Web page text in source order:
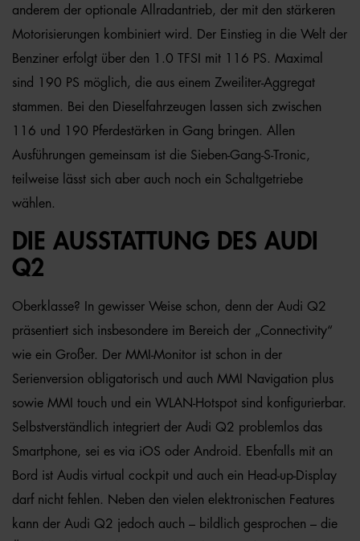
anderem der optionale Allradantrieb, der mit den stärkeren
Motorisierungen kombiniert wird. Der Einstieg in die Welt der
Benziner erfolgt über den 1.0 TFSI mit 116 PS. Maximal
sind 190 PS möglich, die aus einem Zweiliter-Aggregat
stammen. Bei den Dieselfahrzeugen lassen sich zwischen
116 und 190 Pferdestärken in Gang bringen. Allen
Ausführungen gemeinsam ist die Sieben-Gang-S-Tronic,
teilweise lässt sich aber auch noch ein Schaltgetriebe
wählen.
DIE AUSSTATTUNG DES AUDI
Q2
Oberklasse? In gewisser Weise schon, denn der Audi Q2
präsentiert sich insbesondere im Bereich der „Connectivity“
wie ein Großer. Der MMI-Monitor ist schon in der
Serienversion obligatorisch und auch MMI Navigation plus
sowie MMI touch und ein WLAN-Hotspot sind konfigurierbar.
Selbstverständlich integriert der Audi Q2 problemlos das
Smartphone, sei es via iOS oder Android. Ebenfalls mit an
Bord ist Audis virtual cockpit und auch ein Head-up-Display
darf nicht fehlen. Neben den vielen elektronischen Features
kann der Audi Q2 jedoch auch – bildlich gesprochen – die